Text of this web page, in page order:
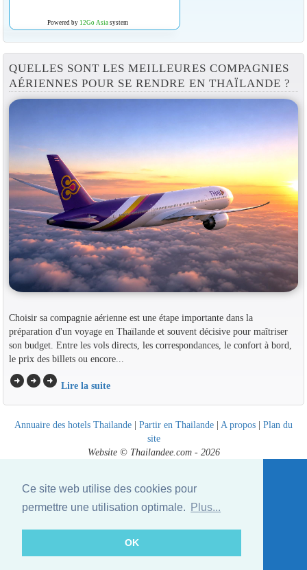
Ce site web utilise des cookies pour
permettre une utilisation optimale.
Plus...
OK
Powered by 12Go Asiasystem
QUELLES SONT LES MEILLEURES COMPAGNIES
AÉRIENNES POUR SE RENDRE EN THAÏLANDE ?
Choisir sa compagnie aérienne est une étape importante dans la
préparation d'un voyage en Thaïlande et souvent décisive pour maîtriser
son budget. Entre les vols directs, les correspondances, le confort à bord,
le prix des billets ou encore...
arrow_circle_rightarrow_circle_rightarrow_circle_right Lire la suite
Annuaire des hotels Thailande | Partir en Thailande | A propos | Plan du
site
Website © Thailandee.com - 2026